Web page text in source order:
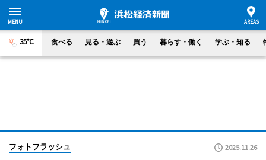
35°C 食べる 見る・遊ぶ 買う 暮らす・働く 学ぶ・知る
フォトフラッシュ 2025.11.26